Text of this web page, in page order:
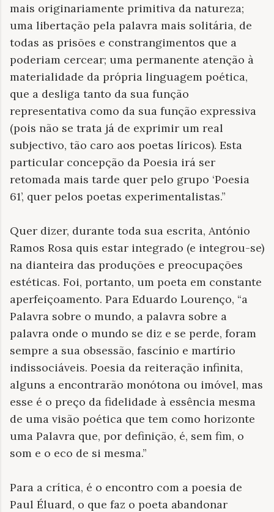
mais originariamente primitiva da natureza;
uma libertação pela palavra mais solitária, de
todas as prisões e constrangimentos que a
poderiam cercear; uma permanente atenção à
materialidade da própria linguagem poética,
que a desliga tanto da sua função
representativa como da sua função expressiva
(pois não se trata já de exprimir um real
subjectivo, tão caro aos poetas líricos). Esta
particular concepção da Poesia irá ser
retomada mais tarde quer pelo grupo ‘Poesia
61’, quer pelos poetas experimentalistas.”
Quer dizer, durante toda sua escrita, António
Ramos Rosa quis estar integrado (e integrou-se)
na dianteira das produções e preocupações
estéticas. Foi, portanto, um poeta em constante
aperfeiçoamento. Para Eduardo Lourenço, “a
Palavra sobre o mundo, a palavra sobre a
palavra onde o mundo se diz e se perde, foram
sempre a sua obsessão, fascínio e martírio
indissociáveis. Poesia da reiteração infinita,
alguns a encontrarão monótona ou imóvel, mas
esse é o preço da fidelidade à essência mesma
de uma visão poética que tem como horizonte
uma Palavra que, por definição, é, sem fim, o
som e o eco de si mesma.”
Para a crítica, é o encontro com a poesia de
Paul Éluard, o que faz o poeta abandonar